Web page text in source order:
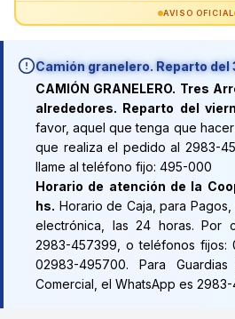
AVISO OFICIAL
Camión granelero. Reparto del
CAMIÓN GRANELERO. Tres
alrededores. Reparto del
favor, aquel que tenga que
que realiza el pedido al 2983-
llame al teléfono fijo: 495-000
Horario de atención de la
hs. Horario de Caja, para
electrónica, las 24 horas. Por
2983-457399, o teléfonos fijos:
02983-495700. Para
Comercial, el WhatsApp es